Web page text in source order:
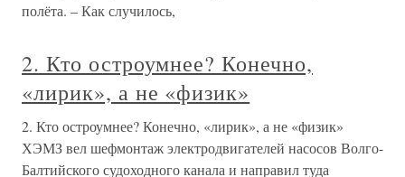
полёта. – Как случилось,
2. Кто остроумнее? Конечно,
«лирик», а не «физик»
2. Кто остроумнее? Конечно, «лирик», а не «физик»
ХЭМЗ вел шефмонтаж электродвигателей насосов Волго-
Балтийского судоходного канала и направил туда